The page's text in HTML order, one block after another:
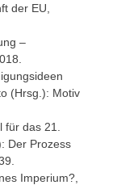
der EU,
–
(Hrsg.): Motiv
das 21.
Der Prozess
Imperium?,